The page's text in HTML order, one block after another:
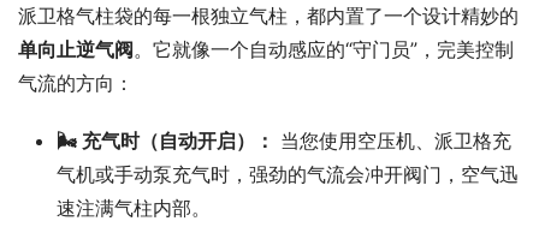
派卫格气柱袋的每一根独立气柱，都内置了一个设计精妙的
单向止逆气阀。它就像一个自动感应的“守门员”，完美控制
气流的方向：
🌬️ 充气时（自动开启）： 当您使用空压机、派卫格充
气机或手动泵充气时，强劲的气流会冲开阀门，空气迅
速注满气柱内部。